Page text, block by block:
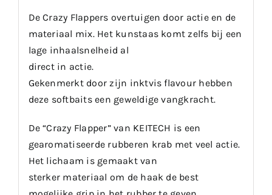
De Crazy Flappers overtuigen door actie en de
materiaal mix. Het kunstaas komt zelfs bij een
lage inhaalsnelheid al
direct in actie.
Gekenmerkt door zijn inktvis flavour hebben
deze softbaits een geweldige vangkracht.
De “Crazy Flapper” van KEITECH is een
gearomatiseerde rubberen krab met veel actie.
Het lichaam is gemaakt van
sterker materiaal om de haak de best